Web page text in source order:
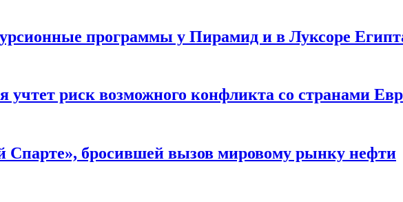
программы у Пирамид и в Луксоре
учтет риск возможного конфликта со странами
Спарте», бросившей вызов мировому рынку нефти